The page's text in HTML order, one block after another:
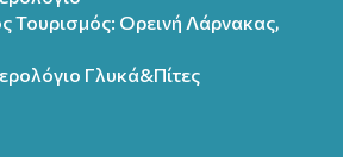
Τουρισμός: Ορεινή Λάρνακας,
Γλυκά&Πίτες